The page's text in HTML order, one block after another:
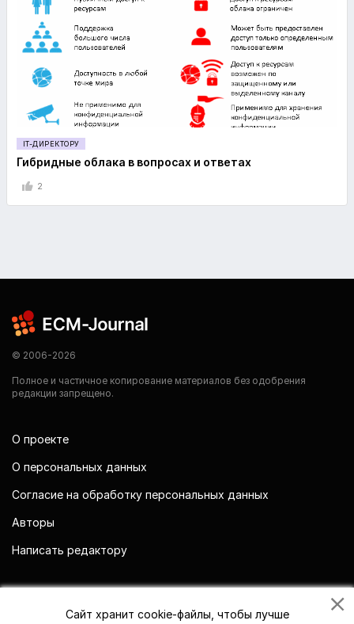
IT-ДИРЕКТОРУ
Гибридные облака в вопросах и ответах
2
© 2006-2026
Полное и частичное копирование материалов без одобрения
редакции запрещено.
О проекте
О персональных данных
Согласие на обработку персональных данных
Авторы
Написать редактору
Сайт хранит cookie-файлы, чтобы лучше